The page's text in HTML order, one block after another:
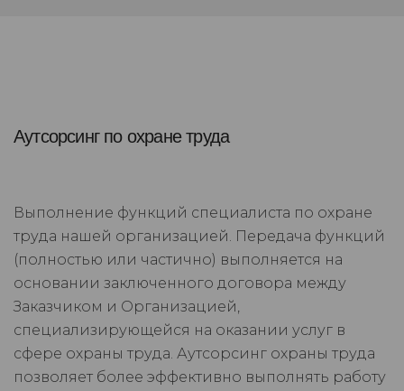
Аутсорсинг по охране труда
Выполнение функций специалиста по охране
труда нашей организацией. Передача функций
(полностью или частично) выполняется на
основании заключенного договора между
Заказчиком и Организацией,
специализирующейся на оказании услуг в
сфере охраны труда. Аутсорсинг охраны труда
позволяет более эффективно выполнять работу